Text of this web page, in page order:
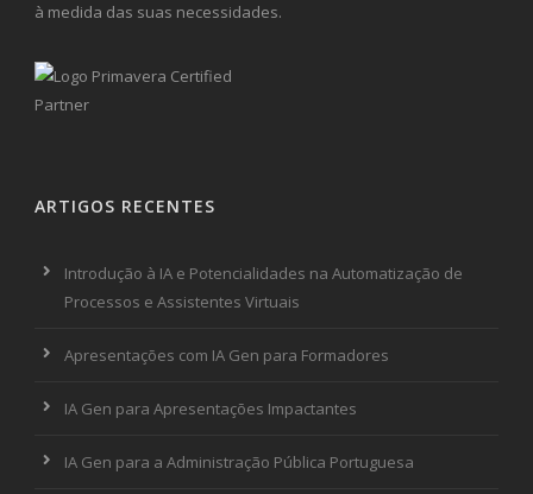
à medida das suas necessidades.
ARTIGOS RECENTES
Introdução à IA e Potencialidades na Automatização de
Processos e Assistentes Virtuais
Apresentações com IA Gen para Formadores
IA Gen para Apresentações Impactantes
IA Gen para a Administração Pública Portuguesa